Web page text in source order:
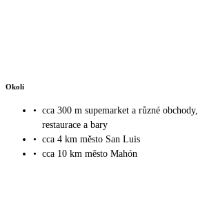
Okolí
• cca 300 m supemarket a různé obchody,
restaurace a bary
• cca 4 km město San Luis
• cca 10 km město Mahón